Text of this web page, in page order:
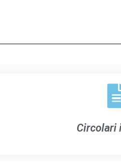
Circolari